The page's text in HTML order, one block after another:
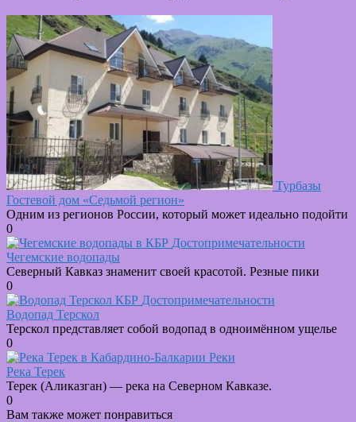
Турбазы
Гостевой дом «Седьмой регион»
Одним из регионов России, который может идеально подойти
0
Достопримечательности
Чегемские водопады
Северный Кавказ знаменит своей красотой. Резные пики
0
Достопримечательности
Водопад Терскол
Терскол представляет собой водопад в одноимённом ущелье
0
Реки
Река Терек
Терек (Аликазган) — река на Северном Кавказе.
0
Вам также может понравиться